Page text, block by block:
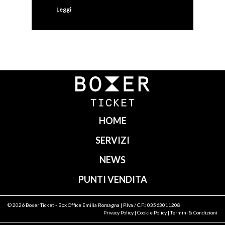
Leggi
HOME
SERVIZI
NEWS
PUNTI VENDITA
© 2026 Boxer Ticket- Box Office Emilia Romagna | P.Iva / C.F.: 03563011208
Privacy Policy | Cookie Policy |Termini & Condizioni